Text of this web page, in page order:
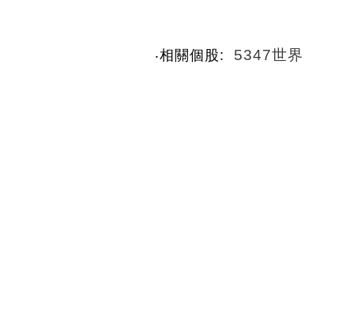
‧相關個股: 5347世界